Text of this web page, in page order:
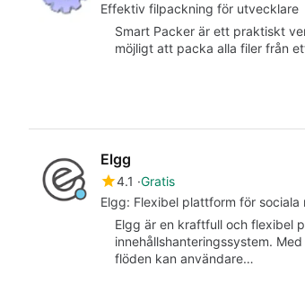
Effektiv filpackning för utvecklare
Smart Packer är ett praktiskt
möjligt att packa alla filer från
Elgg
4.1 Gratis
Elgg: Flexibel plattform för sociala
Elgg är en kraftfull och flexibel
innehållshanteringssystem.
flöden kan användare…